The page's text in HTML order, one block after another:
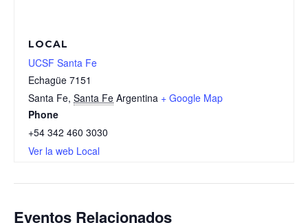
LOCAL
UCSF Santa Fe
Echagüe 7151
Santa Fe, Santa Fe Argentina + Google Map
Phone
+54 342 460 3030
Ver la web Local
Eventos Relacionados